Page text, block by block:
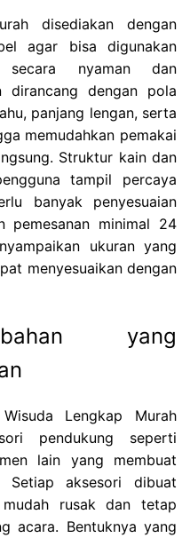
disediakan dengan
agar bisa digunakan
nyaman dan
dirancang dengan pola
panjang lengan, serta
memudahkan pemakai
Struktur kain dan
tampil percaya
banyak penyesuaian
pemesanan minimal 24
ukuran yang
menyesuaikan dengan
yang
Lengkap Murah
pendukung seperti
lain yang membuat
Setiap aksesori dibuat
rusak dan tetap
acara. Bentuknya yang